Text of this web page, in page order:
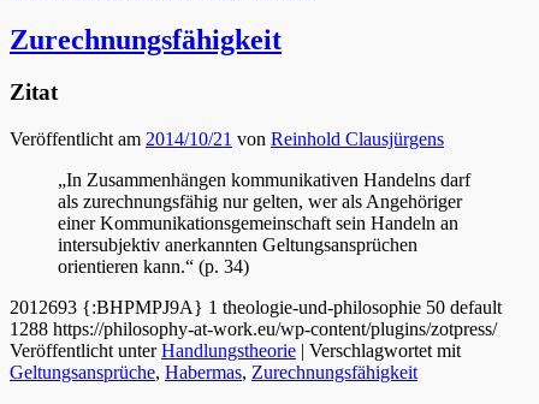
Zurechnungsfähigkeit
Zitat
Veröffentlicht am 2014/10/21 von Reinhold Clausjürgens
„In Zusammenhängen kommunikativen Handelns darf
als zurechnungsfähig nur gelten, wer als Angehöriger
einer Kommunikationsgemeinschaft sein Handeln an
intersubjektiv anerkannten Geltungsansprüchen
orientieren kann.“ (p. 34)
2012693 {:BHPMPJ9A} 1 theologie-und-philosophie 50 default
1288 https://philosophy-at-work.eu/wp-content/plugins/zotpress/
Veröffentlicht unter Handlungstheorie | Verschlagwortet mit
Geltungsansprüche, Habermas, Zurechnungsfähigkeit